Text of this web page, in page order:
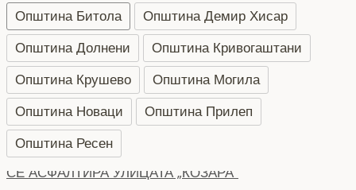
Општина Битола
Општина Демир Хисар
Општина Долнени
Општина Кривогаштани
Општина Крушево
Општина Могила
Општина Новаци
Општина Прилеп
Општина Ресен
НОВ ПАРКИНГ ПРОСТОР ВО БИТОЛА